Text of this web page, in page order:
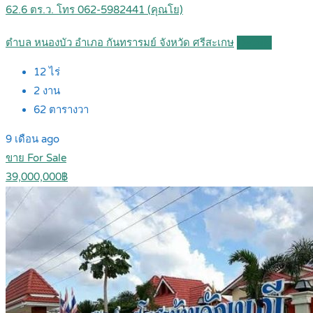
62.6 ตร.ว. โทร 062-5982441 (คุณโย)
ตำบล หนองบัว อำเภอ กันทรารมย์ จังหวัด ศรีสะเกษ
12ไร่
2 งาน
62 ตารางวา
9 เดือน ago
ขาย For Sale
39,000,000฿